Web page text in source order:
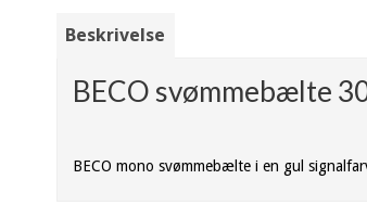
Beskrivelse
BECO svømmebælte
BECO mono svømmebælte i en gul